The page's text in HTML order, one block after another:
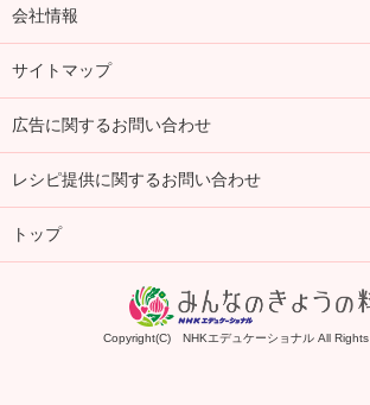
会社情報
サイトマップ
広告に関するお問い合わせ
レシピ提供に関するお問い合わせ
トップ
Copyright(C) NHKエデュケーショナル All Rights